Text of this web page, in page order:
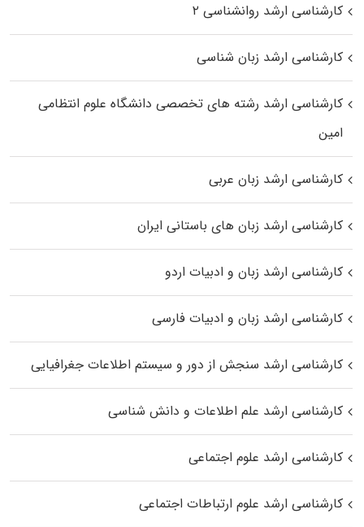
کارشناسی ارشد روانشناسی ۲
کارشناسی ارشد زبان شناسی
کارشناسی ارشد رﺷﺘﻪ ﻫﺎی تخصصی داﻧﺸﮕﺎه ﻋﻠﻮم انتظامی
اﻣﻴﻦ
کارشناسی ارشد زبان عربی
کارشناسی ارشد زبان‌ های باستانی ایران
کارشناسی ارشد زبان و ادبیات اردو
کارشناسی ارشد زبان و ادبیات فارسی
کارشناسی ارشد سنجش از دور و سیستم اطلاعات جغرافیایی
کارشناسی ارشد علم اطلاعات و دانش شناسی
کارشناسی ارشد علوم اجتماعی
کارشناسی ارشد علوم ارتباطات اجتماعی